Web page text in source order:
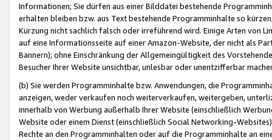
Informationen; Sie dürfen aus einer Bilddatei bestehende
erhalten bleiben bzw. aus Text bestehende Programminhalte so
Kürzung nicht sachlich falsch oder irreführend wird. Einige Arten von
auf eine Informationsseite auf einer Amazon-Website, der nicht als
Bannern); ohne Einschränkung der Allgemeingültigkeit des
Besucher Ihrer Website unsichtbar, unlesbar oder unentzifferbar
(b) Sie werden Programminhalte bzw. Anwendungen, die
anzeigen, weder verkaufen noch weiterverkaufen, weitergeben,
innerhalb von Werbung außerhalb Ihrer Website (einschließlich
Website oder einem Dienst (einschließlich Social Networking-
Rechte an den Programminhalten oder auf die Programminhalte an